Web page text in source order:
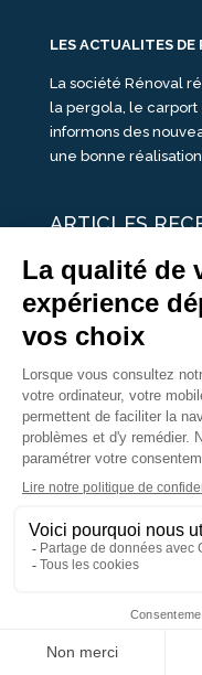
LES ACTUALITES DE
La société Rénoval
la pergola, le carport
informons des
une bonne réalisation.
ARTICLES
25 idées de
Un été pour une
Portes Ouvertes
Une ombre avec
portes ouvertes
Nous Suivre
Copyright